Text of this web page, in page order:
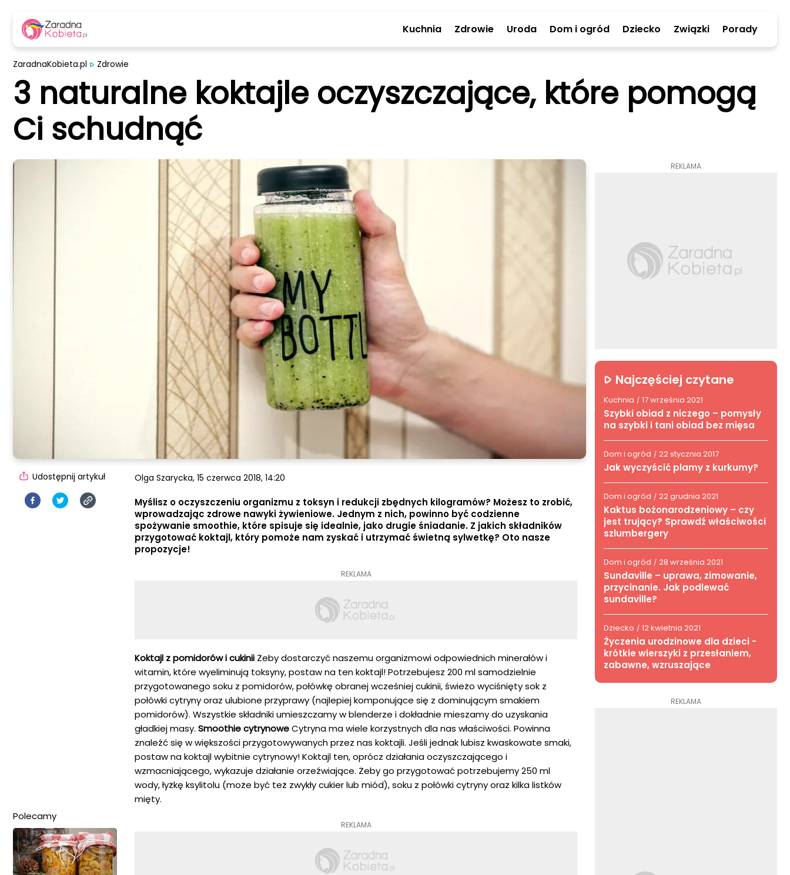
Kuchnia Zdrowie Uroda Dom i ogród Dziecko Związki Porady
ZaradnaKobieta.pl Zdrowie
3 naturalne koktajle oczyszczające, które pomogą
Ci schudnąć
Olga Szarycka, 15 czerwca 2018, 14:20
Myślisz o oczyszczeniu organizmu z toksyn i redukcji zbędnych kilogramów? Możesz to zrobić,
wprowadzając zdrowe nawyki żywieniowe. Jednym z nich, powinno być codzienne
spożywanie smoothie, które spisuje się idealnie, jako drugie śniadanie. Z jakich składników
przygotować koktajl, który pomoże nam zyskać i utrzymać świetną sylwetkę? Oto nasze
propozycje!
REKLAMA
Koktajl z pomidorów i cukinii Żeby dostarczyć naszemu organizmowi odpowiednich minerałów i
witamin, które wyeliminują toksyny, postaw na ten koktajl! Potrzebujesz 200 ml samodzielnie
przygotowanego soku z pomidorów, połówkę obranej wcześniej cukinii, świeżo wyciśnięty sok z
połówki cytryny oraz ulubione przyprawy (najlepiej komponujące się z dominującym smakiem
pomidorów). Wszystkie składniki umieszczamy w blenderze i dokładnie mieszamy do uzyskania
gładkiej masy. Smoothie cytrynoweCytryna ma wiele korzystnych dla nas właściwości. Powinna
znaleźć się w większości przygotowywanych przez nas koktajli. Jeśli jednak lubisz kwaskowate smaki,
postaw na koktajl wybitnie cytrynowy! Koktajl ten, oprócz działania oczyszczającego i
wzmacniającego, wykazuje działanie orzeźwiające. Żeby go przygotować potrzebujemy 250 ml
wody, łyżkę ksylitolu (może być też zwykły cukier lub miód), soku z połówki cytryny oraz kilka listków
mięty.
REKLAMA
Udostępnij artykuł
Polecamy
REKLAMA
Najczęściej czytane
Kuchnia / 17 września 2021
Szybki obiad z niczego – pomysły
na szybki i tani obiad bez mięsa
Dom i ogród / 22 stycznia 2017
Jak wyczyścić plamy z kurkumy?
Dom i ogród / 22 grudnia 2021
Kaktus bożonarodzeniowy – czy
jest trujący? Sprawdź właściwości
szlumbergery
Dom i ogród / 28 września 2021
Sundaville – uprawa, zimowanie,
przycinanie. Jak podlewać
sundaville?
Dziecko / 12 kwietnia 2021
Życzenia urodzinowe dla dzieci -
krótkie wierszyki z przesłaniem,
zabawne, wzruszające
REKLAMA